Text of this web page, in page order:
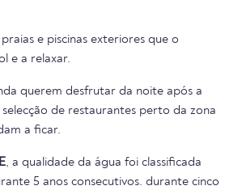
e piscinas exteriores que o
e a relaxar.
querem desfrutar da noite após a
de restaurantes perto da zona
a ficar.
, a qualidade da água foi classificada
5 anos consecutivos. durante cinco